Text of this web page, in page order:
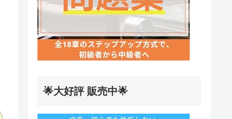
🌟大好評 販売中🌟